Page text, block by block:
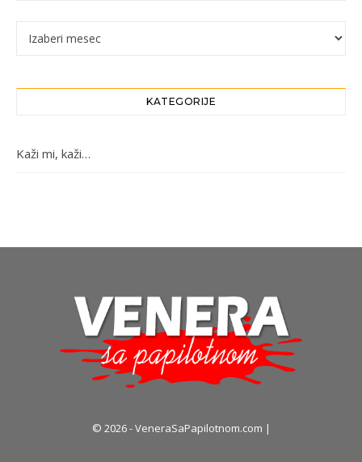
Arhiva
KATEGORIJE
Kaži mi, kaži…
© 2026 - VeneraSaPapilotnom.com |